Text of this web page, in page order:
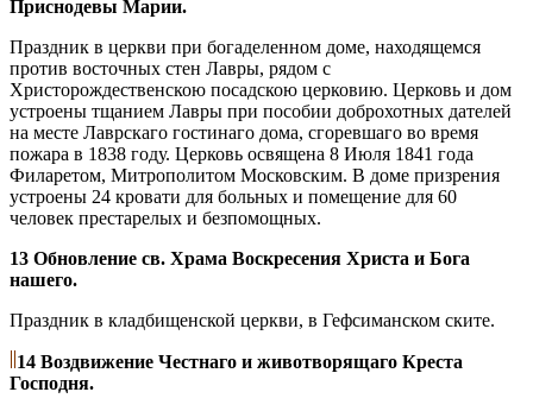
Приснодевы Марии.
Праздник в церкви при богаделенном доме, находящемся
против восточных стен Лавры, рядом с
Христорождественскою посадскою церковию. Церковь и дом
устроены тщанием Лавры при пособии доброхотных дателей
на месте Лаврскаго гостинаго дома, сгоревшаго во время
пожара в 1838 году. Церковь освящена 8 Июля 1841 года
Филаретом, Митрополитом Московским. В доме призрения
устроены 24 кровати для больных и помещение для 60
человек престарелых и безпомощных.
13 Обновление св. Храма Воскресения Христа и Бога
нашего.
Праздник в кладбищенской церкви, в Гефсиманском ските.
14 Воздвижение Честнаго и животворящаго Креста
Господня.